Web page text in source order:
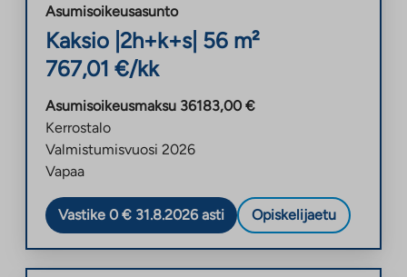
Asumisoikeusasunto
Kaksio 2h+k+s| 56 m²
767,01 €/kk
Asumisoikeusmaksu 36183,00 €
Kerrostalo
Valmistumisvuosi 2026
Vapaa
Vastike 0 € 31.8.2026 asti Opiskelijaetu